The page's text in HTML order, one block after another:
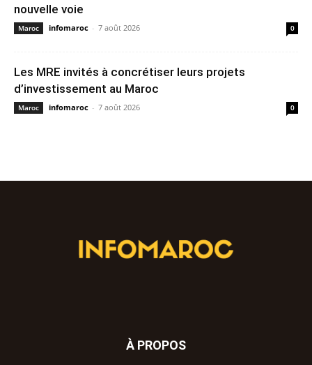
nouvelle voie
Maroc infomaroc - 7 août 2026 0
Les MRE invités à concrétiser leurs projets
d’investissement au Maroc
Maroc infomaroc - 7 août 2026 0
À PROPOS